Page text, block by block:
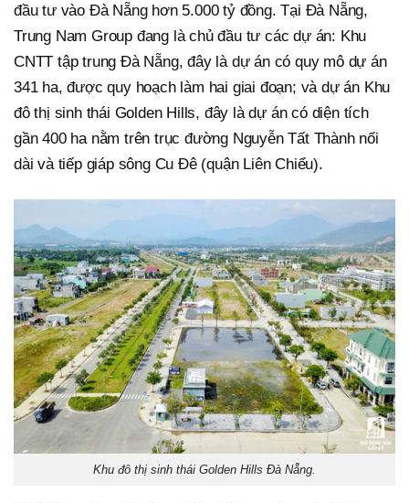
đầu tư vào Đà Nẵng hơn 5.000 tỷ đồng. Tại Đà Nẵng,
Trung Nam Group đang là chủ đầu tư các dự án: Khu
CNTT tập trung Đà Nẵng, đây là dự án có quy mô dự án
341 ha, được quy hoạch làm hai giai đoạn; và dự án Khu
đô thị sinh thái Golden Hills, đây là dự án có diện tích
gần 400 ha nằm trên trục đường Nguyễn Tất Thành nối
dài và tiếp giáp sông Cu Đê (quận Liên Chiểu).
Khu đô thị sinh thái Golden Hills Đà Nẵng.